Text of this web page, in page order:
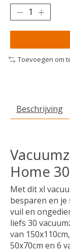
Toevoegen om
Beschrijving
Home
Met dit xl
besparen en
vuil en
liefs 30
van
50x70cm en 6